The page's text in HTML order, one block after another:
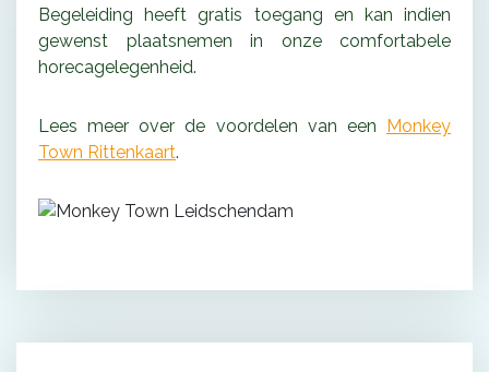
Begeleiding heeft gratis toegang en kan indien
gewenst plaatsnemen in onze comfortabele
horecagelegenheid.
Lees meer over de voordelen van een Monkey
Town Rittenkaart.